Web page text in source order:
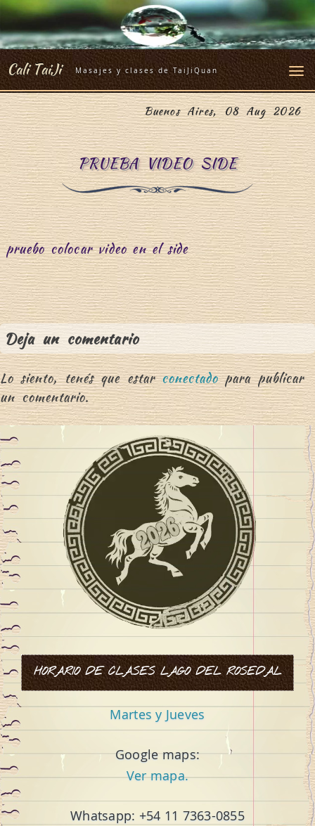
Skip
Cali TaiJi Masajes y clases de TaiJiQuan
Buenos Aires, 08 Aug 2026
PRUEBA VIDEO SIDE
pruebo colocar video en el side
Deja un comentario
Lo siento, tenés que estarconectadopara publicar
un comentario.
HORARIO DE CLASES LAGO DEL ROSEDAL
Martes y Jueves
Google maps:
Ver mapa.
Whatsapp: +54 11 7363-0855